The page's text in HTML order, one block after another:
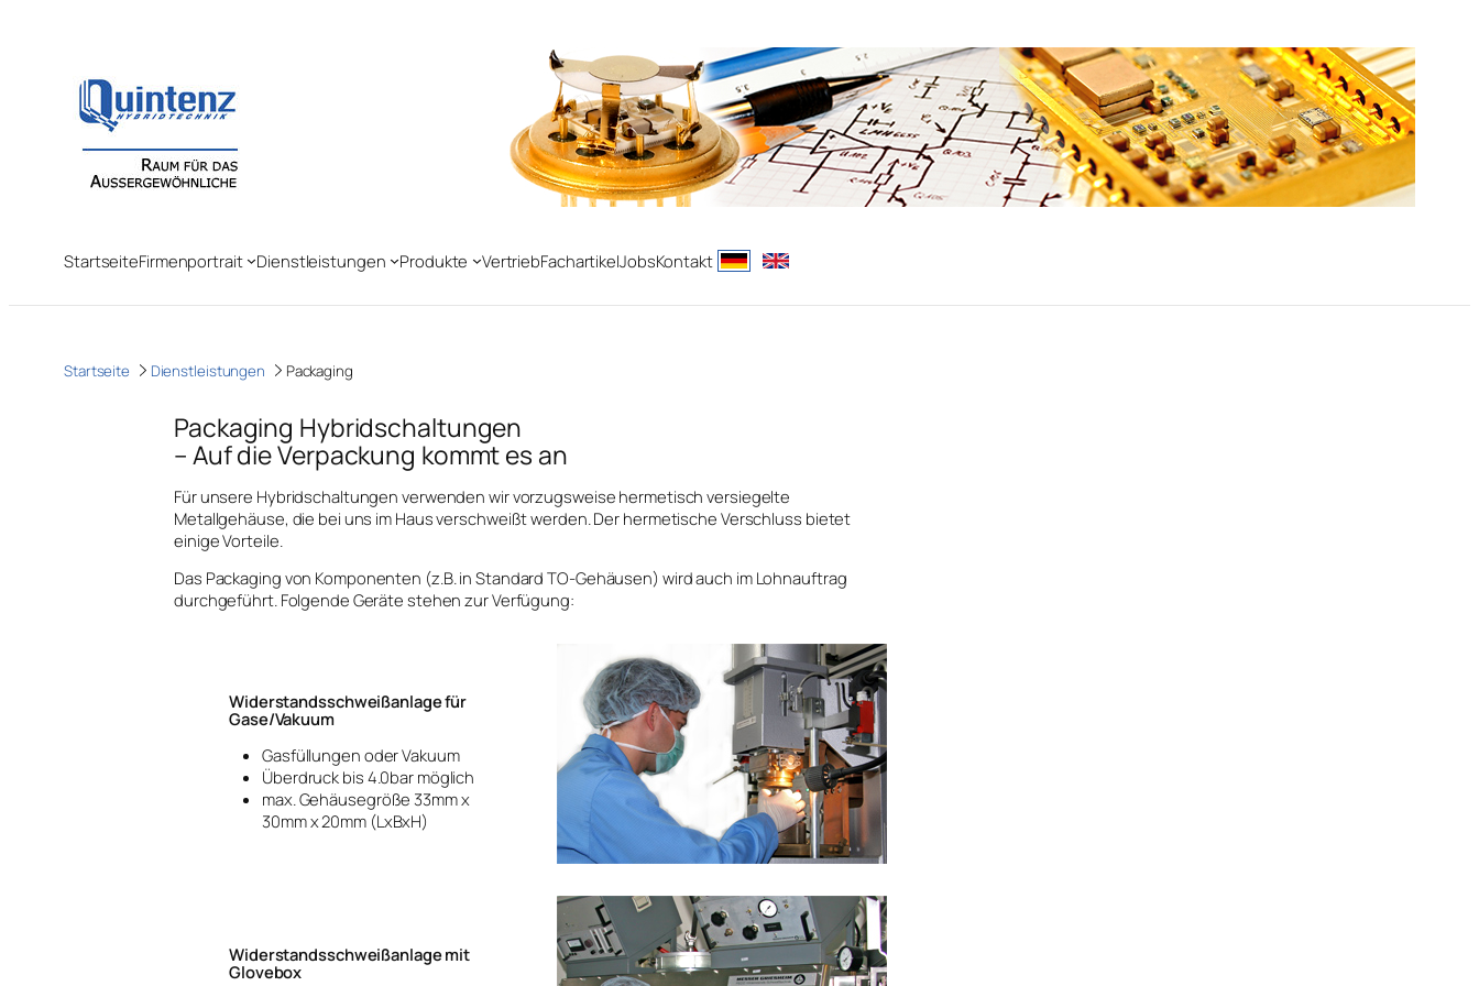
StartseiteFirmenportrait Dienstleistungen Produkte VertriebFachartikelJobsKontakt
Startseite Dienstleistungen Packaging
Packaging Hybridschaltungen
– Auf die Verpackung kommt es an
Für unsere Hybridschaltungen verwenden wir vorzugsweise hermetisch versiegelte
Metallgehäuse, die bei uns im Haus verschweißt werden. Der hermetische Verschluss bietet
einige Vorteile.
Das Packaging von Komponenten (z.B. in Standard TO-Gehäusen) wird auch im Lohnauftrag
durchgeführt. Folgende Geräte stehen zur Verfügung:
Widerstandsschweißanlage für
Gase/Vakuum
Gasfüllungen oder Vakuum
Überdruck bis 4.0bar möglich
max. Gehäusegröße 33mm x
30mm x 20mm (LxBxH)
Widerstandsschweißanlage mit
Glovebox